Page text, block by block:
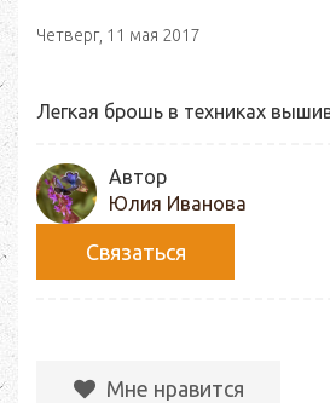
Четверг, 11 мая 2017
Легкая брошь в техниках
Автор
Юлия Иванова
Связаться
Мне нравится